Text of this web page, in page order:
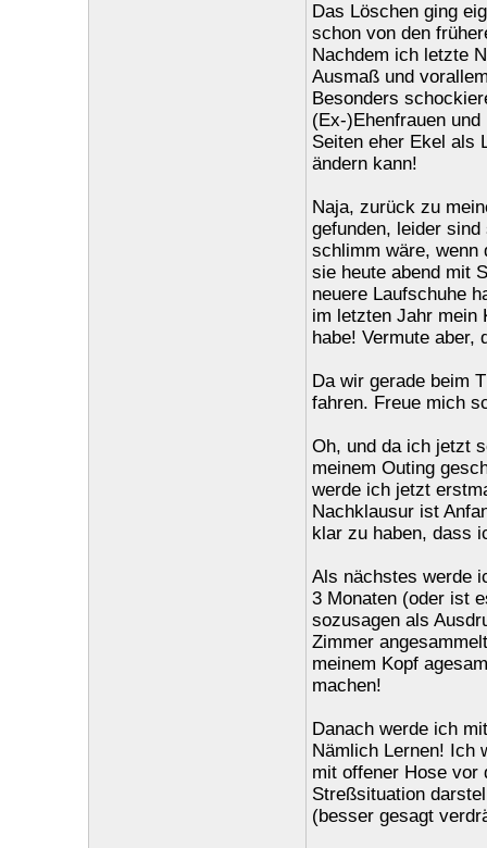
Das Löschen ging
schon von den
Nachdem ich letzte
Ausmaß und
Besonders
(Ex-)Ehenfrauen
Seiten eher Ekel als
ändern kann!
Naja, zurück zu
gefunden, leider
schlimm wäre, wenn
sie heute abend mit
neuere Laufschuhe
im letzten Jahr mein
habe! Vermute aber,
Da wir gerade beim
fahren. Freue mich
Oh, und da ich jetzt
meinem Outing
werde ich jetzt
Nachklausur ist
klar zu haben, dass
Als nächstes werde
3 Monaten (oder ist
sozusagen als
Zimmer
meinem Kopf
machen!
Danach werde ich
Nämlich Lernen! Ich
mit offener Hose vor
Streßsituation
(besser gesagt